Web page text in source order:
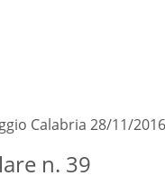
28/11/2016
n. 39